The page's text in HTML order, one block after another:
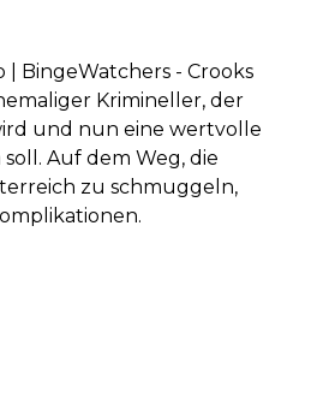
| BingeWatchers - Crooks
Krimineller, der
und nun eine wertvolle
Auf dem Weg, die
zu schmuggeln,